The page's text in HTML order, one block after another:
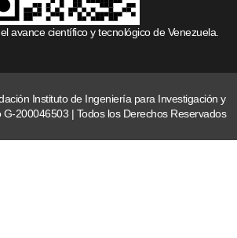
avance científico y tecnológico de Venezuela.
Instituto de Ingeniería para Investigación y
G-200046503 | Todos los Derechos Reservados